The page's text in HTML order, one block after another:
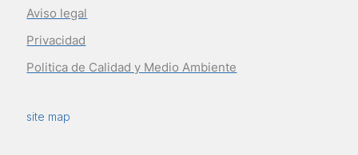
Aviso legal
Privacidad
Politica de Calidad y Medio Ambiente
site map